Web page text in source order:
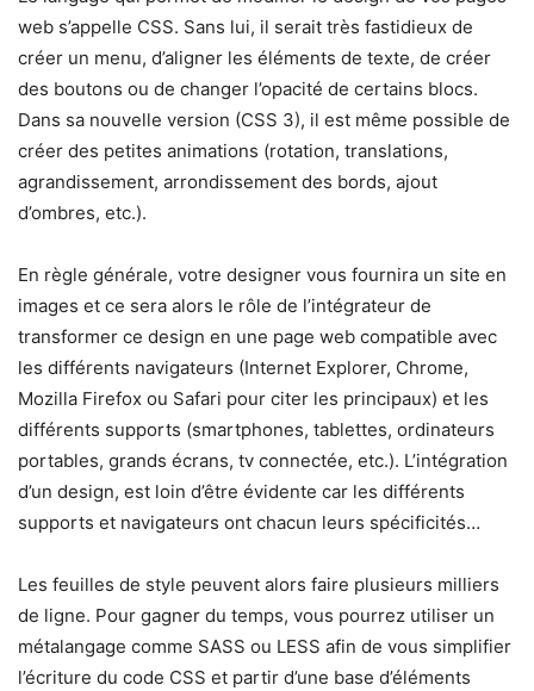
web s’appelle CSS. Sans lui, il serait très fastidieux de
créer un menu, d’aligner les éléments de texte, de créer
des boutons ou de changer l’opacité de certains blocs.
Dans sa nouvelle version (CSS 3), il est même possible de
créer des petites animations (rotation, translations,
agrandissement, arrondissement des bords, ajout
d’ombres, etc.).
En règle générale, votre designer vous fournira un site en
images et ce sera alors le rôle de l’intégrateur de
transformer ce design en une page web compatible avec
les différents navigateurs (Internet Explorer, Chrome,
Mozilla Firefox ou Safari pour citer les principaux) et les
différents supports (smartphones, tablettes, ordinateurs
portables, grands écrans, tv connectée, etc.). L’intégration
d’un design, est loin d’être évidente car les différents
supports et navigateurs ont chacun leurs spécificités…
Les feuilles de style peuvent alors faire plusieurs milliers
de ligne. Pour gagner du temps, vous pourrez utiliser un
métalangage comme SASS ou LESS afin de vous simplifier
l’écriture du code CSS et partir d’une base d’éléments